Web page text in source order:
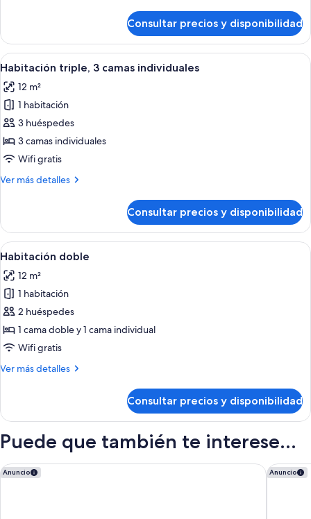
camas
individuales
con
camas
2
camas
individuales
Consultar precios y disponibilidad
Abrir
todas
las
fotos
de
Habitación
triple,
camas
Habitación con literas, una
5
Habitación triple, 3 camas individuales
12 m²
1 habitación
3 huéspedes
3 camas individuales
Wifi gratis
Ver más detalles
Más
triple,
camas
Consultar precios y disponibilidad
Abrir
todas
las
fotos
de
Habitación
doble
Una habitación de hotel con cama,
5
Habitación doble
12 m²
1 habitación
2 huéspedes
1 cama doble y 1 cama individual
Wifi gratis
Ver más detalles
Más
doble
Consultar precios y disponibilidad
Puede que también te interese...
Anuncio
Golden Tulip Villepinte Roissy Parc des Expositions Anuncio